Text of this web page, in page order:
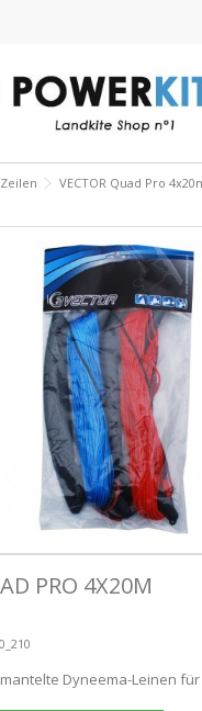
Zeilen VECTOR Quad Pro
PRO 4X20M
Dyneema-Leinen